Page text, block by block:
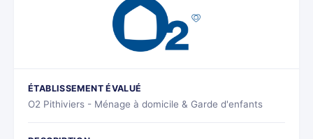
ÉTABLISSEMENT ÉVALUÉ
O2 Pithiviers - Ménage à domicile & Garde d'enfants